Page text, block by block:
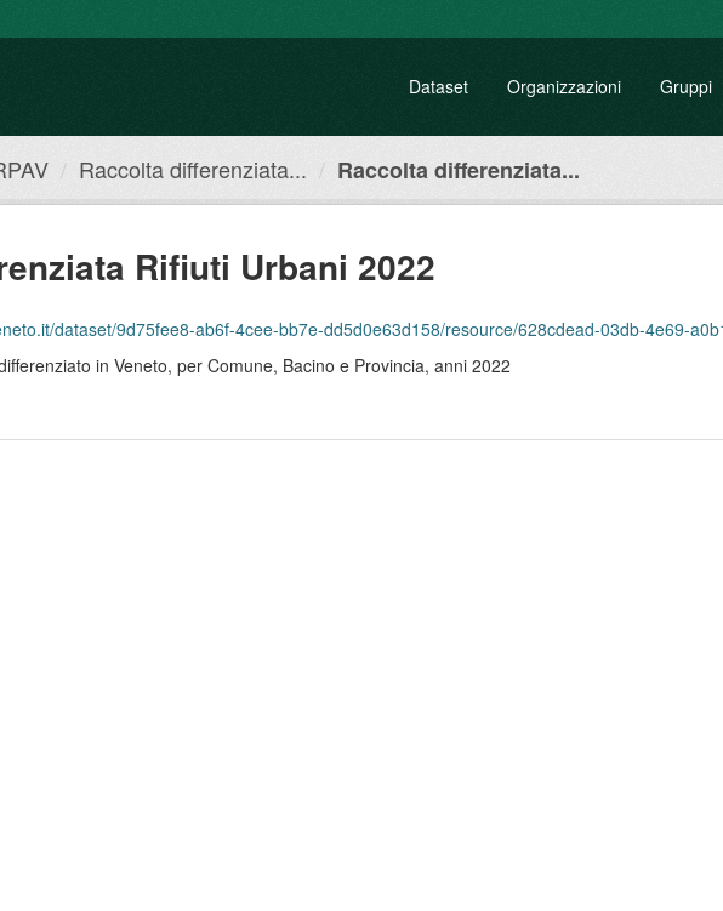
Dataset Organizzazioni Gruppi
Raccolta differenziata... Raccolta differenziata...
Rifiuti Urbani 2022
dataset/9d75fee8-ab6f-4cee-bb7e-dd5d0e63d158/resource/628cdead-03db-4e69-a0b1-c494fa2335f9/
in Veneto, per Comune, Bacino e Provincia, anni 2022